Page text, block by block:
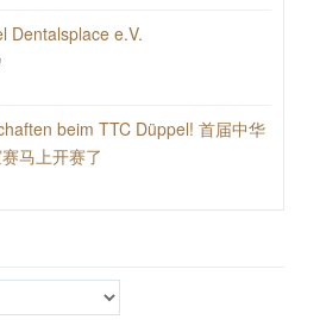
Dentalsplace e.V.
beim TTC Düppel! 首届中华
马上开赛了